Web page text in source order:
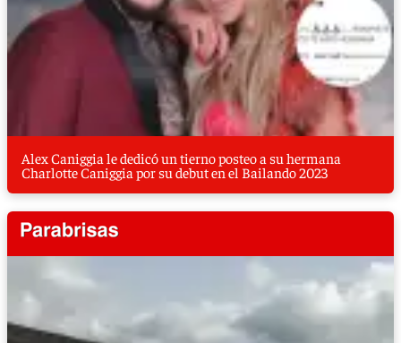
Alex Caniggia le dedicó un tierno posteo a su hermana
Charlotte Caniggia por su debut en el Bailando 2023